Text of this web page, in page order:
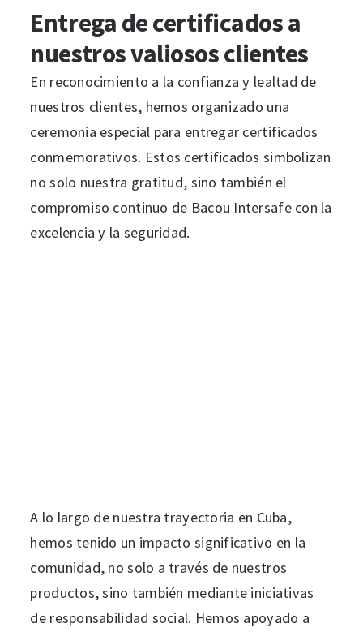
Entrega de certificados a
nuestros valiosos clientes
En reconocimiento a la confianza y lealtad de
nuestros clientes, hemos organizado una
ceremonia especial para entregar certificados
conmemorativos. Estos certificados simbolizan
no solo nuestra gratitud, sino también el
compromiso continuo de Bacou Intersafe con la
excelencia y la seguridad.
A lo largo de nuestra trayectoria en Cuba,
hemos tenido un impacto significativo en la
comunidad, no solo a través de nuestros
productos, sino también mediante iniciativas
de responsabilidad social. Hemos apoyado a